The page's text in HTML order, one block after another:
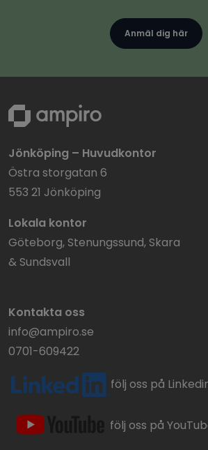
Anmäl dig här
Jönköping – Huvudkontor
Östra storgatan 6
553 21 Jönköping
Lokala kontor
Göteborg, Stenungssund, Skara
& Sundsvall
Kontakta oss
info@ampiro.se
0701-609422
följ oss på
följ oss på